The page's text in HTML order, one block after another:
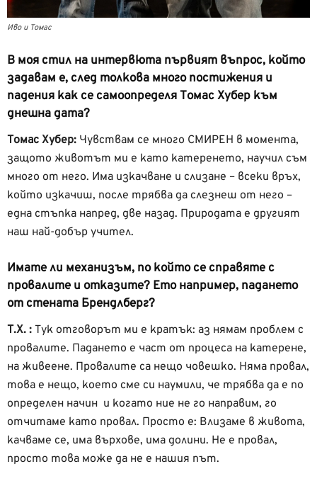
Иво и Томас
В моя стил на интервюта първият въпрос, който
задавам е, след толкова много постижения и
падения как се самоопределя Томас Хубер към
днешна дата?
Томас Хубер: Чувствам се много СМИРЕН в момента,
защото животът ми е като катеренето, научил съм
много от него. Има изкачване и слизане – всеки връх,
който изкачиш, после трябва да слезнеш от него –
една стъпка напред, две назад. Природата е другият
наш най-добър учител.
Имате ли механизъм, по който се справяте с
провалите и отказите? Ето например, падането
от стената Брендлберг?
Т.Х. : Тук отговорът ми е кратък: аз нямам проблем с
провалите. Падането е част от процеса на катерене,
на живеене. Провалите са нещо човешко. Няма провал,
това е нещо, което сме си наумили, че трябва да е по
определен начин и когато ние не го направим, го
отчитаме като провал. Просто е: Влизаме в живота,
качваме се, има върхове, има долини. Не е провал,
просто това може да не е нашия път.